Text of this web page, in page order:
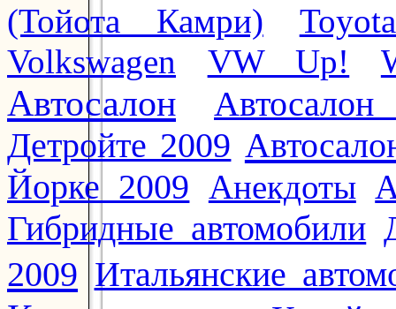
(Тойота Камри)
Volkswagen VW Up!
Автосалон
Детройте 2009
Йорке 2009 Анекдоты
Гибридные автомобили
2009 Итальянские